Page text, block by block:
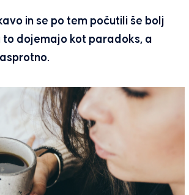
in se po tem počutili še bolj
to dojemajo kot paradoks, a